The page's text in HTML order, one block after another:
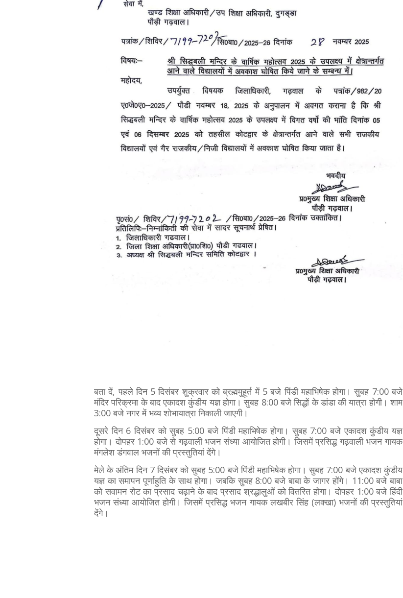
बता दें, पहले दिन 5 दिसंबर शुक्रवार को ब्रह्ममुहूर्त में 5 बजे पिंडी महाभिषेक होगा। सुबह 7:00 बजे
मंदिर परिक्रमा के बाद एकादश कुंडीय यज्ञ होगा। सुबह 8:00 बजे सिद्धों के डांडा की यात्रा होगी। शाम
3:00 बजे नगर में भव्य शोभायात्रा निकाली जाएगी।
दूसरे दिन 6 दिसंबर को सुबह 5:00 बजे पिंडी महाभिषेक होगा। सुबह 7:00 बजे एकादश कुंडीय यज्ञ
होगा। दोपहर 1:00 बजे से गढ़वाली भजन संध्या आयोजित होगी। जिसमें प्रसिद्ध गढ़वाली भजन गायक
मंगलेश डंगवाल भजनों की प्रस्तुतियां देंगे।
मेले के अंतिम दिन 7 दिसंबर को सुबह 5:00 बजे पिंडी महाभिषेक होगा। सुबह 7:00 बजे एकादश कुंडीय
यज्ञ का समापन पूर्णाहुति के साथ होगा। जबकि सुबह 8:00 बजे बाबा के जागर होंगे। 11:00 बजे बाबा
को सवामन रोट का प्रसाद चढ़ाने के बाद प्रसाद श्रद्धालुओं को वितरित होगा। दोपहर 1:00 बजे हिंदी
भजन संध्या आयोजित होगी। जिसमें प्रसिद्ध भजन गायक लखबीर सिंह (लक्खा) भजनों की प्रस्तुतियां
देंगे।